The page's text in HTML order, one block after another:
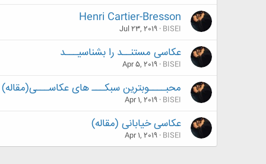
Henri Cartier-Bresson
BISEI
Jul 23, 2019
عکاسی مستنــد را بشناسیـــد
BISEI
Apr 5, 2019
محبــــوبترین سبکـــ های عکاســـی(مقاله)
BISEI
Apr 1, 2019
عکاسی خیابانی (مقاله)
BISEI
Apr 1, 2019